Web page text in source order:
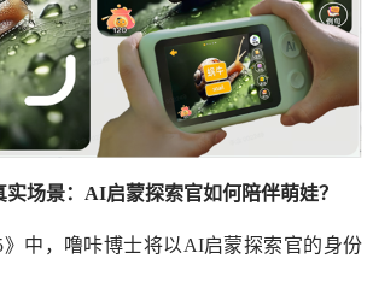
实场景：AI启蒙探索官如何陪伴萌娃？
中，噜咔博士将以AI启蒙探索官的身份